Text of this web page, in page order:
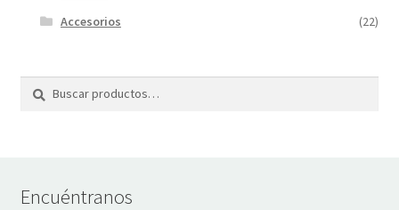
Accesorios
(22)
Buscar
Buscar
Encuéntranos